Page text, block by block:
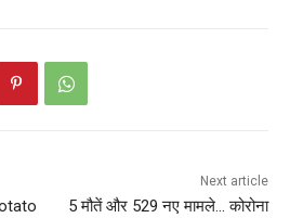
Next article
5 मौतें और 529 नए मामले… कोरोना